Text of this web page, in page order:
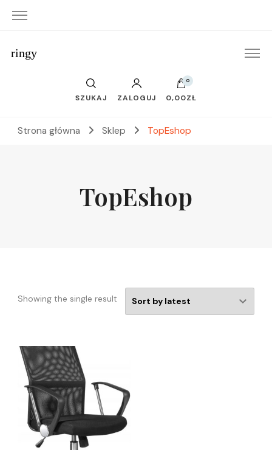
ringy
SZUKAJ ZALOGUJ
0
0,00ZŁ
Strona główna Sklep TopEshop
TopEshop
Showing the single result